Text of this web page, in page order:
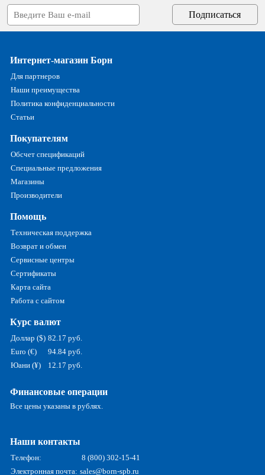
Интернет-магазин Борн
Для партнеров
Наши преимущества
Политика конфиденциальности
Статьи
Покупателям
Обсчет спецификаций
Специальные предложения
Магазины
Производители
Помощь
Техническая поддержка
Возврат и обмен
Сервисные центры
Сертификаты
Карта сайта
Работа с сайтом
Курс валют
Доллар ($) 82.17 руб.
Euro (€)
94.84 руб.
Юани (¥)
12.17 руб.
Финансовые операции
Все цены указаны в рублях.
Наши контакты
Телефон:
8 (800) 302-15-41
Электронная почта: sales@born-spb.ru